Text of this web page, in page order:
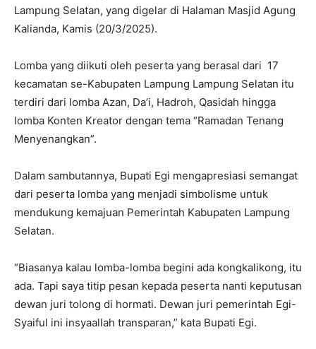
Lampung Selatan, yang digelar di Halaman Masjid Agung
Kalianda, Kamis (20/3/2025).
Lomba yang diikuti oleh peserta yang berasal dari 17
kecamatan se-Kabupaten Lampung Lampung Selatan itu
terdiri dari lomba Azan, Da’i, Hadroh, Qasidah hingga
lomba Konten Kreator dengan tema “Ramadan Tenang
Menyenangkan”.
Dalam sambutannya, Bupati Egi mengapresiasi semangat
dari peserta lomba yang menjadi simbolisme untuk
mendukung kemajuan Pemerintah Kabupaten Lampung
Selatan.
“Biasanya kalau lomba-lomba begini ada kongkalikong, itu
ada. Tapi saya titip pesan kepada peserta nanti keputusan
dewan juri tolong di hormati. Dewan juri pemerintah Egi-
Syaiful ini insyaallah transparan,” kata Bupati Egi.